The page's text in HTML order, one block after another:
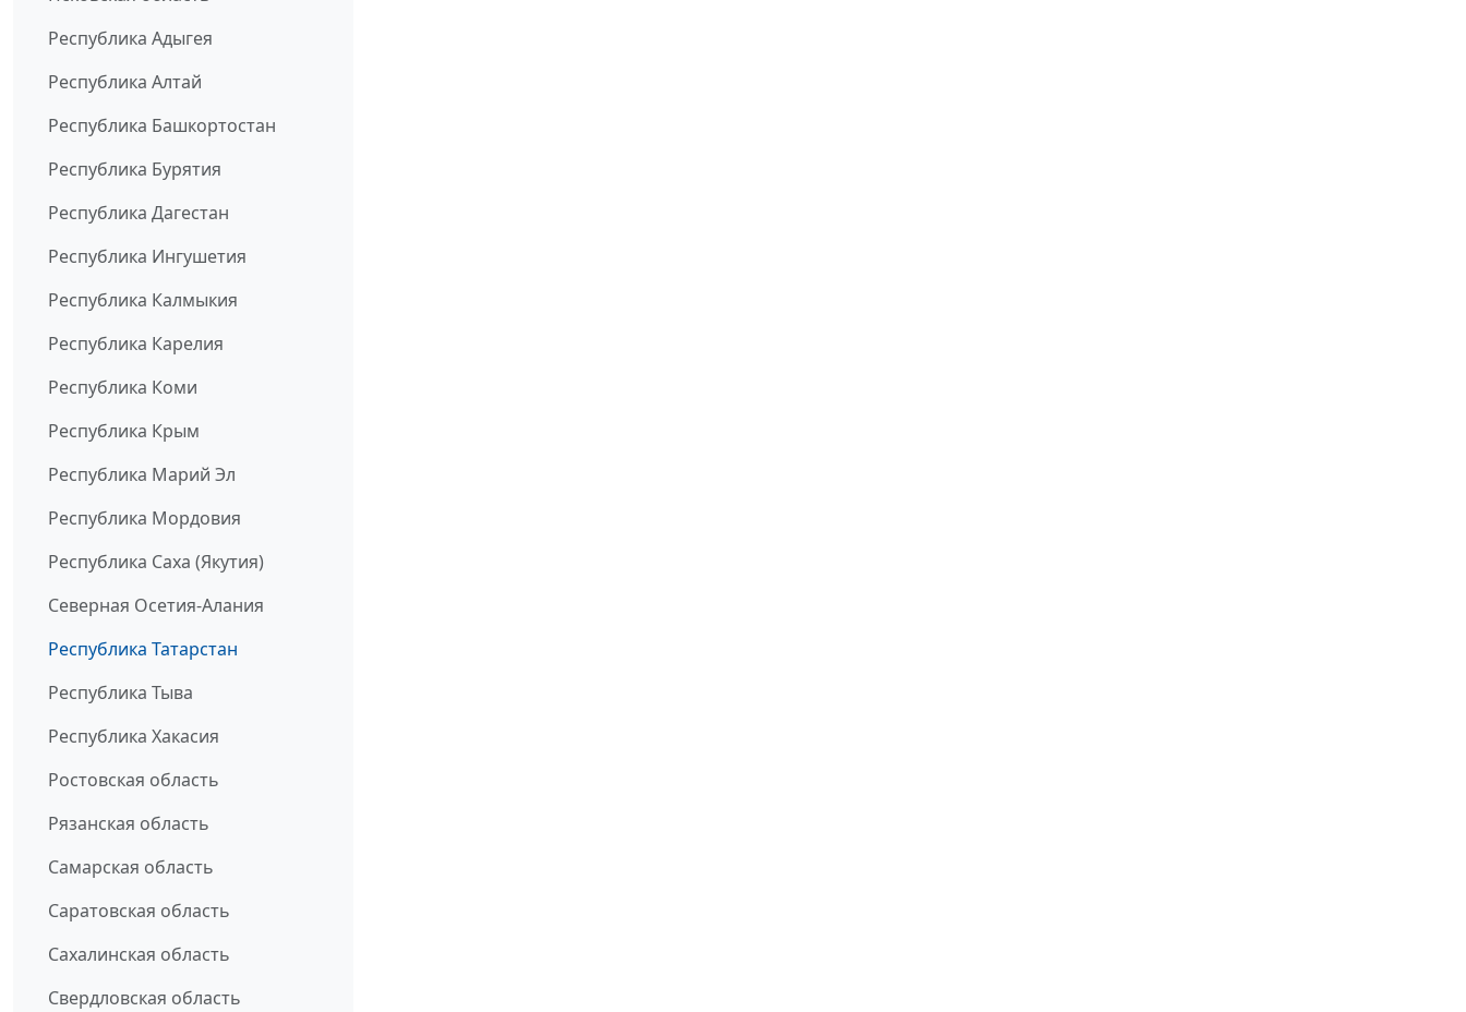
Республика Адыгея
Республика Алтай
Республика Башкортостан
Республика Бурятия
Республика Дагестан
Республика Ингушетия
Республика Калмыкия
Республика Карелия
Республика Коми
Республика Крым
Республика Марий Эл
Республика Мордовия
Республика Саха (Якутия)
Северная Осетия-Алания
Республика Татарстан
Республика Тыва
Республика Хакасия
Ростовская область
Рязанская область
Самарская область
Саратовская область
Сахалинская область
Свердловская область